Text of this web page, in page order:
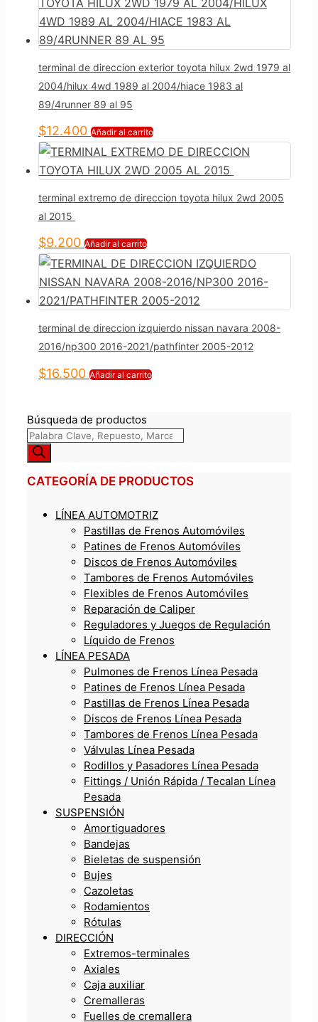
terminal de direccion exterior toyota hilux 2wd 1979 al
2004/hilux 4wd 1989 al 2004/hiace 1983 al
89/4runner 89 al 95
$12.400 Añadir al carrito
terminal extremo de direccion toyota hilux 2wd 2005
al 2015
$9.200 Añadir al carrito
terminal de direccion izquierdo nissan navara 2008-
2016/np300 2016-2021/pathfinter 2005-2012
$16.500 Añadir al carrito
Búsqueda de productos
CATEGORÍA DE PRODUCTOS
LÍNEA AUTOMOTRIZ
Pastillas de Frenos Automóviles
Patines de Frenos Automóviles
Discos de Frenos Automóviles
Tambores de Frenos Automóviles
Flexibles de Frenos Automóviles
Reparación de Caliper
Reguladores y Juegos de Regulación
Líquido de Frenos
LÍNEA PESADA
Pulmones de Frenos Línea Pesada
Patines de Frenos Línea Pesada
Pastillas de Frenos Línea Pesada
Discos de Frenos Línea Pesada
Tambores de Frenos Línea Pesada
Válvulas Línea Pesada
Rodillos y Pasadores Línea Pesada
Fittings / Unión Rápida / Tecalan Línea
Pesada
SUSPENSIÓN
Amortiguadores
Bandejas
Bieletas de suspensión
Bujes
Cazoletas
Rodamientos
Rótulas
DIRECCIÓN
Extremos-terminales
Axiales
Caja auxiliar
Cremalleras
Fuelles de cremallera